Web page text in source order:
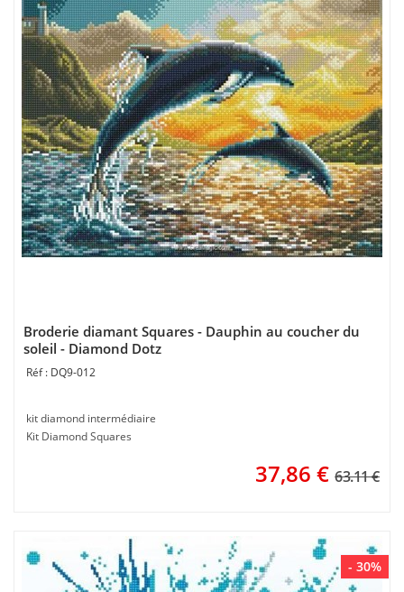
Broderie diamant Squares - Dauphin au coucher du
soleil - Diamond Dotz
DQ9-012
kit diamond intermédiaire
Kit Diamond Squares
37,86 € 63.11 €
- 30%